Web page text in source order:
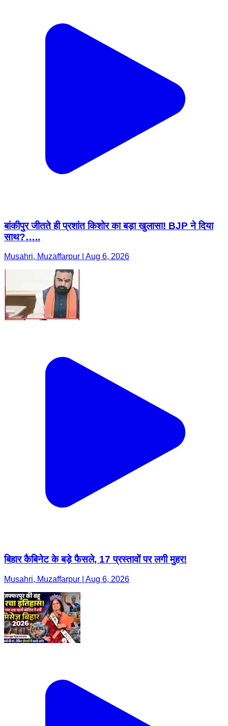
बांकीपुर जीतते ही प्रशांत किशोर का बड़ा खुलासा! BJP ने दिया
साथ?…..
Musahri, Muzaffarpur | Aug 6, 2026
बिहार कैबिनेट के बड़े फैसले, 17 प्रस्तावों पर लगी मुहर!
Musahri, Muzaffarpur | Aug 6, 2026